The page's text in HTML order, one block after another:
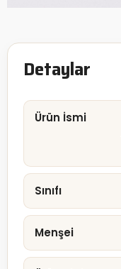
Detaylar
Ürün İsmi
Sınıfı
Menşei